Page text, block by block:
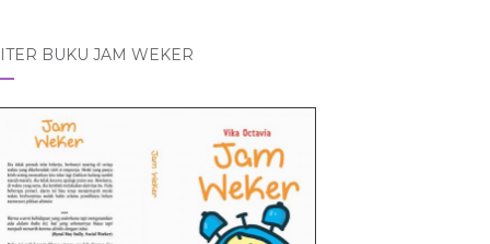
BUKU JAM WEKER